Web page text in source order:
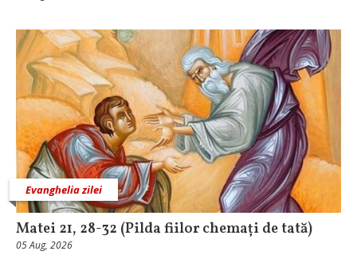
Evanghelia zilei
Matei 21, 28-32 (Pilda fiilor chemați de tată)
05 Aug, 2026